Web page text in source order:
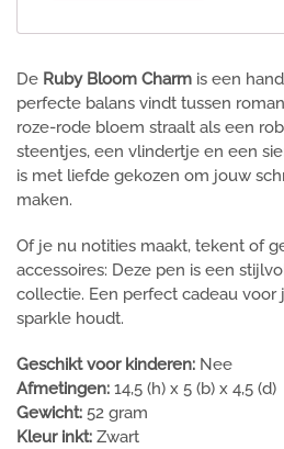
De Ruby Bloom Charm is een
perfecte balans vindt tussen
roze-rode bloem straalt als een
steentjes, een vlindertje en een
is met liefde gekozen om jouw
maken.
Of je nu notities maakt, tekent of
accessoires: Deze pen is een
collectie. Een perfect cadeau voor
sparkle houdt.
Geschikt voor kinderen: Nee
Afmetingen: 14,5 (h) x 5 (b) x 4,5 (d)
Gewicht: 52 gram
Kleur inkt: Zwart